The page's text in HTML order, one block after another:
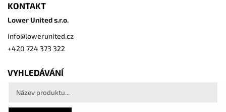
KONTAKT
Lower United s.r.o.
info@lowerunited.cz
+420 724 373 322
VYHLEDÁVÁNÍ